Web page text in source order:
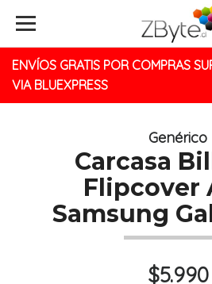
ENVÍOS GRATIS POR COMPRAS
VIA BLUEXPRESS
Genérico
Carcasa
Flipcover
Samsung
$5.990